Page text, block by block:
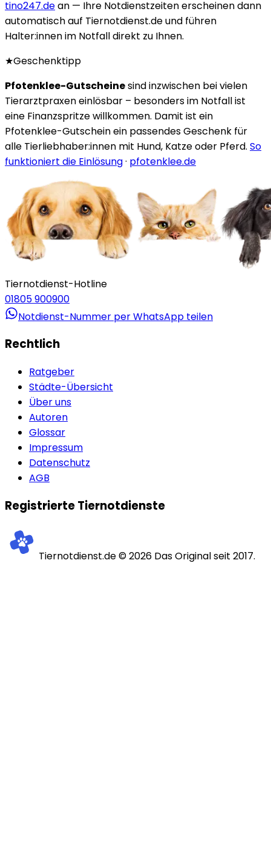
tino247.dean — Ihre Notdienstzeiten erscheinen dann
automatisch auf Tiernotdienst.de und führen
Halter:innen im Notfall direkt zu Ihnen.
★Geschenktipp
Pfotenklee-Gutscheinesind inzwischen bei vielen
Tierarztpraxen einlösbar – besonders im Notfall ist
eine Finanzspritze willkommen. Damit ist ein
Pfotenklee-Gutschein ein passendes Geschenk für
alle Tierliebhaber:innen mit Hund, Katze oder Pferd. So
funktioniert die Einlösung· pfotenklee.de
Tiernotdienst-Hotline
01805 900900
Notdienst-Nummer per WhatsApp teilen
Rechtlich
Ratgeber
Städte-Übersicht
Über uns
Autoren
Glossar
Impressum
Datenschutz
AGB
Registrierte Tiernotdienste
Tiernotdienst.de ©2026 Das Original seit 2017.